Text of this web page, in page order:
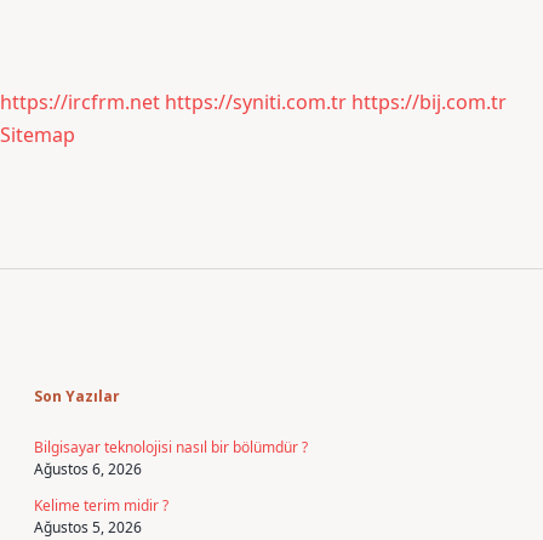
https://ircfrm.net https://syniti.com.tr https://bij.com.tr
Sitemap
Son Yazılar
Bilgisayar teknolojisi nasıl bir bölümdür ?
Ağustos 6, 2026
Kelime terim midir ?
Ağustos 5, 2026